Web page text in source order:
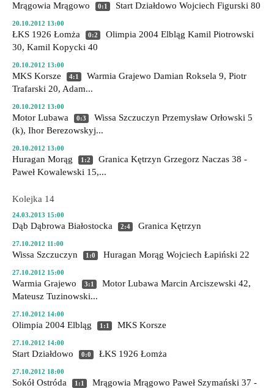
Mrągowia Mrągowo 0:1 Start Działdowo Wojciech Figurski 80
20.10.2012 13:00
ŁKS 1926 Łomża 0:2 Olimpia 2004 Elbląg Kamil Piotrowski
30, Kamil Kopycki 40
20.10.2012 13:00
MKS Korsze 4:1 Warmia Grajewo Damian Roksela 9, Piotr
Trafarski 20, Adam...
20.10.2012 13:00
Motor Lubawa 0:3 Wissa Szczuczyn Przemysław Orłowski 5
(k), Ihor Berezowskyj...
20.10.2012 13:00
Huragan Morąg 1:2 Granica Kętrzyn Grzegorz Naczas 38 -
Paweł Kowalewski 15,...
Kolejka 14
24.03.2013 15:00
Dąb Dąbrowa Białostocka 2:4 Granica Kętrzyn
27.10.2012 11:00
Wissa Szczuczyn 1:0 Huragan Morąg Wojciech Łapiński 22
27.10.2012 15:00
Warmia Grajewo 3:1 Motor Lubawa Marcin Arciszewski 42,
Mateusz Tuzinowski...
27.10.2012 14:00
Olimpia 2004 Elbląg 1:1 MKS Korsze
27.10.2012 14:00
Start Działdowo 0:0 ŁKS 1926 Łomża
27.10.2012 18:00
Sokół Ostróda 1:1 Mrągowia Mrągowo Paweł Szymański 37 -